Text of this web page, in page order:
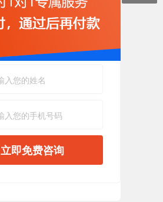
立即免费咨询